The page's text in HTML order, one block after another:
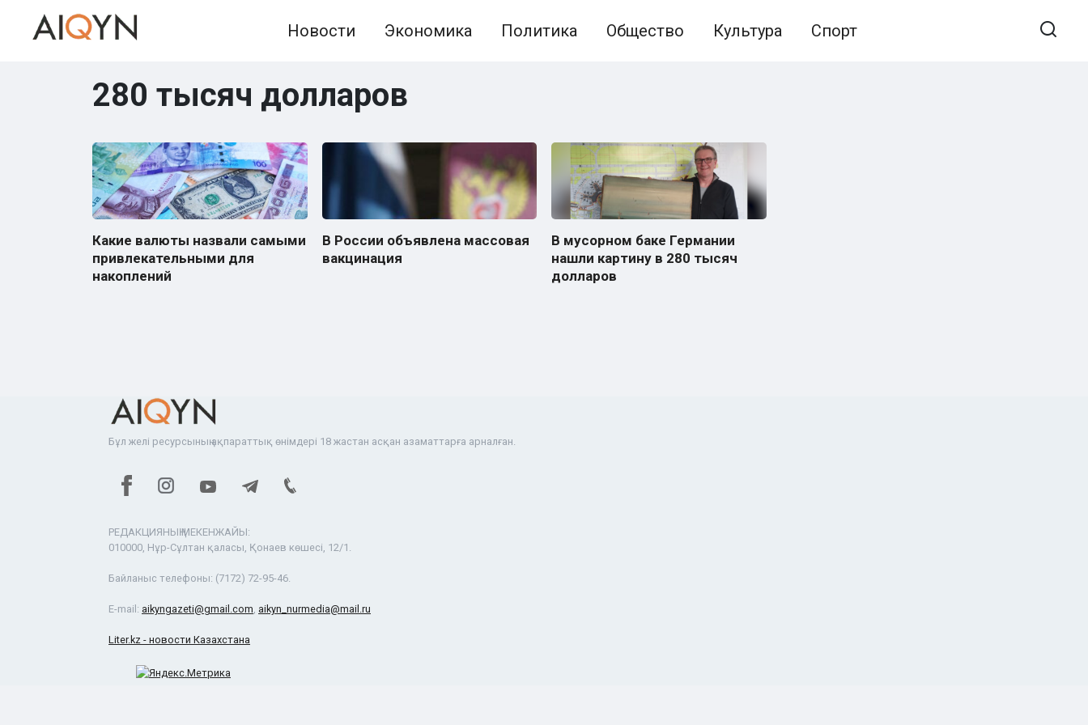
Новости Экономика Политика Общество Культура Спорт
280 тысяч долларов
Какие валюты назвали самыми
привлекательными для
накоплений
В России объявлена массовая
вакцинация
В мусорном баке Германии
нашли картину в 280 тысяч
долларов
Бұл желі ресурсының ақпараттық өнімдері 18 жастан асқан азаматтарға арналған.
РЕДАКЦИЯНЫҢ МЕКЕНЖАЙЫ:
010000, Нұр-Сұлтан қаласы, Қонаев көшесі, 12/1.
Байланыс телефоны: (7172) 72-95-46.
E-mail: aikyngazeti@gmail.com aikyn_nurmedia@mail.ru
Liter.kz - новости Казахстана